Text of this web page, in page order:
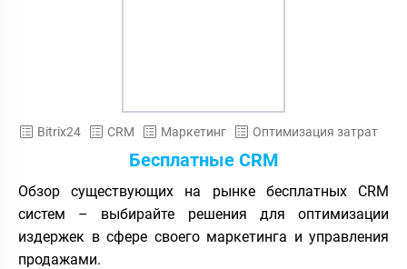
Bitrix24 CRM Маркетинг Оптимизация затрат
Бесплатные CRM
Обзор существующих на рынке бесплатных CRM
систем – выбирайте решения для оптимизации
издержек в сфере своего маркетинга и управления
продажами.